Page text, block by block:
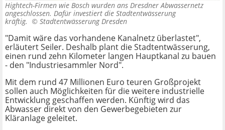
Hightech-Firmen wie Bosch wurden ans Dresdner Abwassernetz
angeschlossen. Dafür investiert die Stadtentwässerung
kräftig. © Stadtentwässerung Dresden
"Damit wäre das vorhandene Kanalnetz überlastet",
erläutert Seiler. Deshalb plant die Stadtentwässerung,
einen rund zehn Kilometer langen Hauptkanal zu bauen
- den "Industriesammler Nord".
Mit dem rund 47 Millionen Euro teuren Großprojekt
sollen auch Möglichkeiten für die weitere industrielle
Entwicklung geschaffen werden. Künftig wird das
Abwasser direkt von den Gewerbegebieten zur
Kläranlage geleitet.